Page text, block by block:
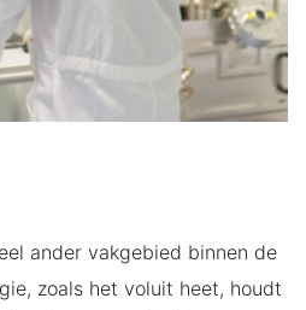
ander vakgebied binnen de
zoals het voluit heet, houdt